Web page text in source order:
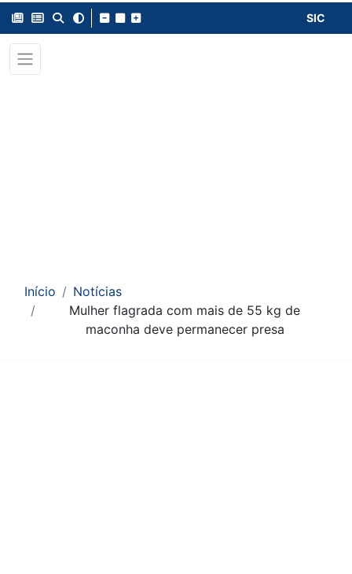
SIC
Início
Notícias
Mulher flagrada com mais de 55 kg de
maconha deve permanecer presa